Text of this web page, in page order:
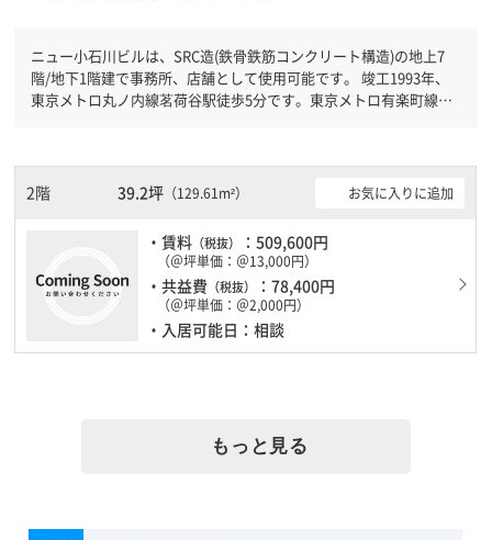
ニュー小石川ビルは、SRC造(鉄骨鉄筋コンクリート構造)の地上7
階/地下1階建で事務所、店舗として使用可能です。 竣工1993年、
東京メトロ丸ノ内線茗荷谷駅徒歩5分です。東京メトロ有楽町線江
ておりますので、耐震性がしっかりとしています。土日・祝日も利
用可能になりますので時間帯を気にせず利用できます。駐車場もあ
2階 39.2坪 （129.61m²） お気に入りに追加
・賃料 （税抜） ：509,600円
（＠坪単価：＠13,000円）
・共益費 （税抜） ：78,400円
（＠坪単価：＠2,000円）
・入居可能日：相談
もっと見る